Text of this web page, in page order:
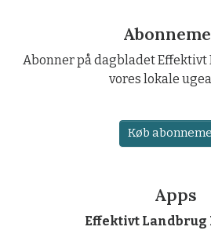
Abonner på dagbladet
vores lokale
Køb
Apps
Effektivt Landbrug